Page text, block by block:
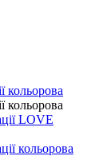
кольорова
кольорова
LOVE
кольорова